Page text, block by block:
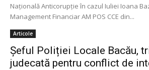
Naţională Anticorupţie în cazul Iuliei Ioana
Management Financiar AM POS CCE din...
Articole
Șeful Poliției Locale Bacău,
judecată pentru conflict de